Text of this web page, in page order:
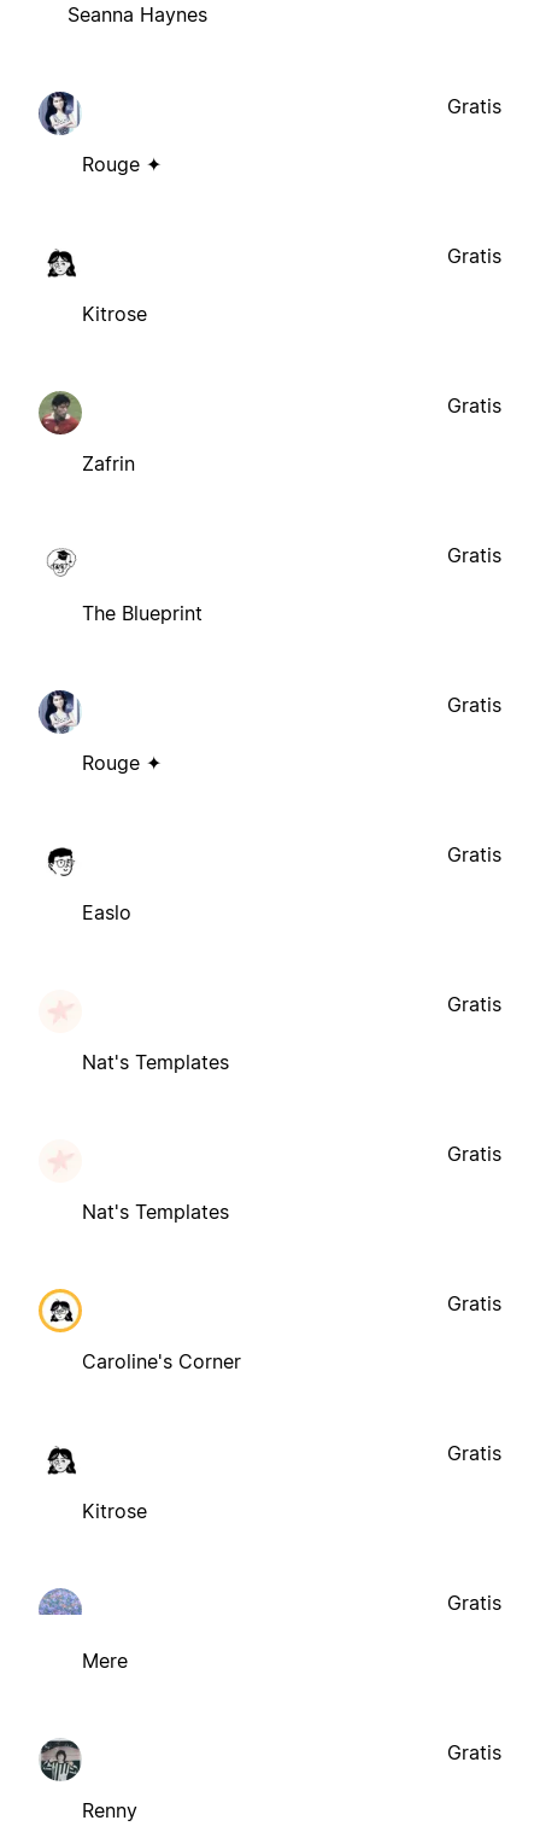
Seanna Haynes
Rouge ✦
Gratis
Kitrose
Gratis
Zafrin
Gratis
The Blueprint
Gratis
Rouge ✦
Gratis
Easlo
Gratis
Nat's Templates
Gratis
Nat's Templates
Gratis
Caroline's Corner
Gratis
Kitrose
Gratis
Mere
Gratis
Renny
Gratis